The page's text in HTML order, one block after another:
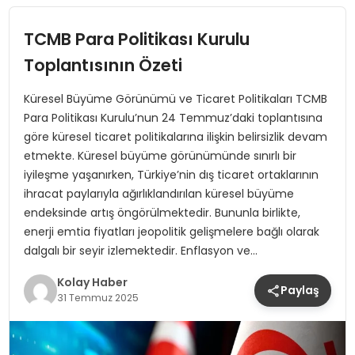
TANYER YAPI ZEMIN MÜHENDISLIĞINDE HEDEF
BÜYÜTTÜ
TOROSLAR’DA PAZAR GERGİNLİĞİ!
TCMB Para Politikası Kurulu
Toplantısının Özeti
Küresel Büyüme Görünümü ve Ticaret Politikaları TCMB
Para Politikası Kurulu’nun 24 Temmuz’daki toplantısına
göre küresel ticaret politikalarına ilişkin belirsizlik devam
etmekte. Küresel büyüme görünümünde sınırlı bir
iyileşme yaşanırken, Türkiye’nin dış ticaret ortaklarının
ihracat paylarıyla ağırlıklandırılan küresel büyüme
endeksinde artış öngörülmektedir. Bununla birlikte,
enerji emtia fiyatları jeopolitik gelişmelere bağlı olarak
dalgalı bir seyir izlemektedir. Enflasyon ve…
Kolay Haber
31 Temmuz 2025 Paylaş